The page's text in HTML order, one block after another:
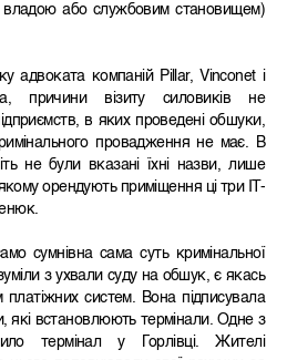
або службовим становищем)
адвоката компаній Pillar, Vinconet і
причини візиту силовиків не
в яких проведені обшуки,
провадження не має. В
не були вказані їхні назви, лише
орендують приміщення ці три IT-
сумнівна сама суть кримінальної
з ухвали суду на обшук, є якась
систем. Вона підписувала
які встановлюють термінали. Одне з
термінал у Горлівці. Жителі